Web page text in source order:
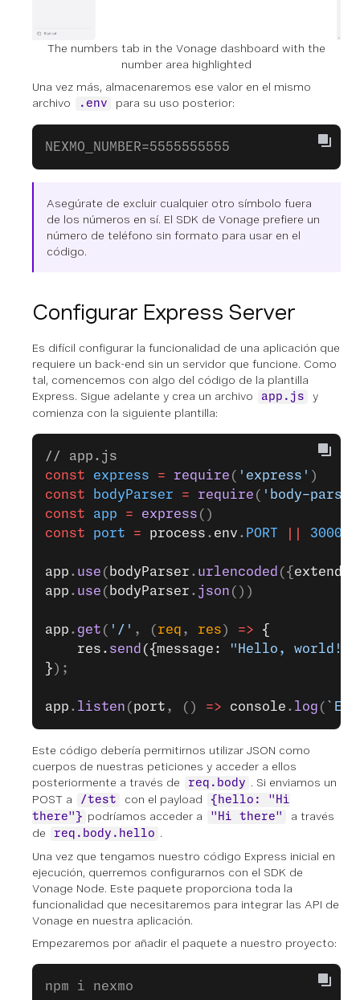
The numbers tab in the Vonage dashboard with the
number area highlighted
Una vez más, almacenaremos ese valor en el mismo
archivo
.env para su uso posterior:
NEXMO_NUMBER=5555555555
Asegúrate de excluir cualquier otro símbolo fuera
de los números en sí. El SDK de Vonage prefiere un
número de teléfono sin formato para usar en el
código.
Configurar Express Server
Es difícil configurar la funcionalidad de una aplicación que
requiere un back-end sin un servidor que funcione. Como
tal, comencemos con algo del código de la plantilla
Express. Sigue adelante y crea un archivo
app.js
y
comienza con la siguiente plantilla:
// app.js
const express = require ( 'express' )
const bodyParser = require ( 'body-
const app = express ()
const port = process . env . PORT 3000
app . use ( bodyParser . urlencoded ({
app . use ( bodyParser . json ())
app . get ( '/' , ( req , res ) => {
    res.
send ({message: "Hello, world!"
} );
app . listen ( port , () => console . log (
Este código debería permitirnos utilizar JSON como
cuerpos de nuestras peticiones y acceder a ellos
posteriormente a través de
req.body . Si enviamos un
POST a /test con el payload
{hello: "Hi
there"} podríamos acceder a "Hi there"
a través
de
req.body.hello .
Una vez que tengamos nuestro código Express inicial en
ejecución, querremos configurarnos con el SDK de
Vonage Node. Este paquete proporciona toda la
funcionalidad que necesitaremos para integrar las API de
Vonage en nuestra aplicación.
Empezaremos por añadir el paquete a nuestro proyecto:
npm i nexmo